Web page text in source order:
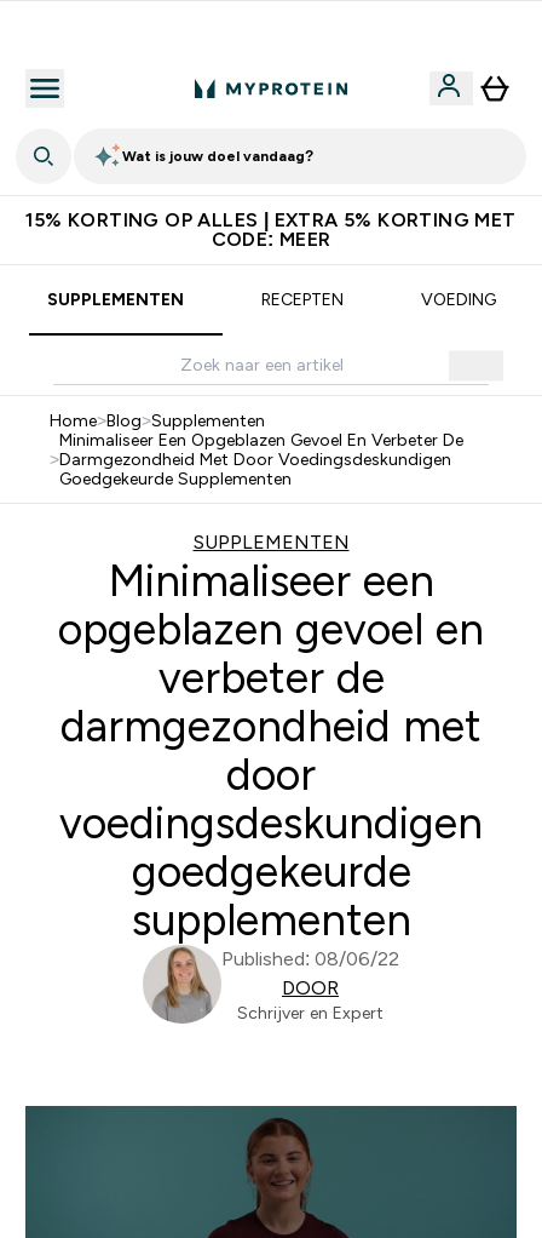
Wat is jouw doel vandaag?
15% KORTING OP ALLES | EXTRA 5% KORTING MET
CODE: MEER
SUPPLEMENTEN RECEPTEN VOEDING
Home>Blog>Supplementen
>
Minimaliseer Een Opgeblazen Gevoel En Verbeter De
Darmgezondheid Met Door Voedingsdeskundigen
Goedgekeurde Supplementen
SUPPLEMENTEN
Minimaliseer een
opgeblazen gevoel en
verbeter de
darmgezondheid met
door
voedingsdeskundigen
goedgekeurde
supplementen
Published: 08/06/22
DOOR
Schrijver en Expert